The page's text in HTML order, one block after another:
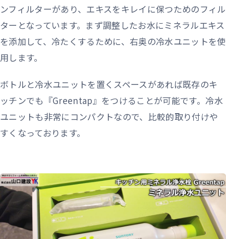
ンフィルターがあり、エキスをキレイに保つためのフィル
ターとなっています。まず調整したお水にミネラルエキス
を添加して、冷たくするために、右奥の冷水ユニットを使
用します。
ボトルと冷水ユニットを置くスペースがあれば既存のキ
ッチンでも『Greentap』をつけることが可能です。冷水
ユニットも非常にコンパクトなので、比較的取り付けや
すくなっております。